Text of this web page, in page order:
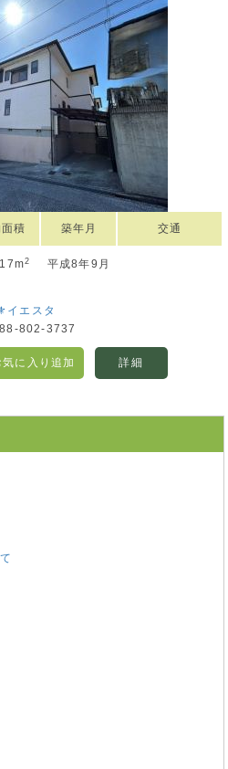
積 築年月 交通
2 平成8年9月
イエスタ
802-3737
気に入り追加 詳細